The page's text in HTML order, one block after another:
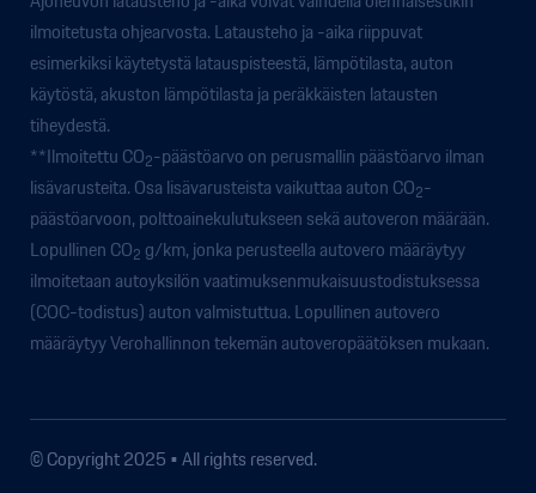
ilmoitetusta ohjearvosta. Latausteho ja -aika riippuvat
esimerkiksi käytetystä latauspisteestä, lämpötilasta, auton
käytöstä, akuston lämpötilasta ja peräkkäisten latausten
tiheydestä.
**Ilmoitettu CO2-päästöarvo on perusmallin päästöarvo ilman
lisävarusteita. Osa lisävarusteista vaikuttaa auton CO2-
päästöarvoon, polttoainekulutukseen sekä autoveron määrään.
Lopullinen CO2 g/km, jonka perusteella autovero määräytyy
ilmoitetaan autoyksilön vaatimuksenmukaisuustodistuksessa
(COC-todistus) auton valmistuttua. Lopullinen autovero
määräytyy Verohallinnon tekemän autoveropäätöksen mukaan.
© Copyright 2025 • All rights reserved.